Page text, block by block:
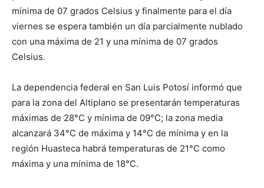
mínima de 07 grados Celsius y finalmente para el día
viernes se espera también un día parcialmente nublado
con una máxima de 21 y una mínima de 07 grados
Celsius.
La dependencia federal en San Luis Potosí informó que
para la zona del Altiplano se presentarán temperaturas
máximas de 28°C y mínima de 09°C; la zona media
alcanzará 34°C de máxima y 14°C de mínima y en la
región Huasteca habrá temperaturas de 21°C como
máxima y una mínima de 18°C.